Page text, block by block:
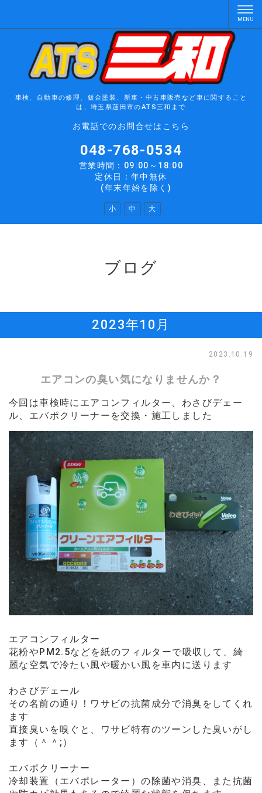
車検、自動車の修理、鈑金塗装、新車・中古車販売など車に関すること
は、埼玉県蓮田市のATS三和まで
お電話でのお問合せはこちら
048-768-0534
営業時間：09:00～18:00
定休日：年中無休
(年末年始を除く)
小 中 大
ブログ
2023年10月
2023.10.19
エアコンの臭い気になりませんか？
今回は車検時にエアコンフィルター、 わさびデェー
ル、エバポクリーナーを交換・施工しました
エアコンフィルター
花粉やPM2.5などを紙のフィルターで吸収して、綺
麗な空気で冷たい風や暖かい風を車内に送ります
わさびデェール
その名前の通り！ワサビの抗菌成分で消臭をしてくれ
ます
直接臭いを嗅ぐと、ワサビ特有のツーンした臭いがし
ます（＾＾;）
エバポクリーナー
冷却装置（エバポレーター）の除菌や消臭、また抗菌